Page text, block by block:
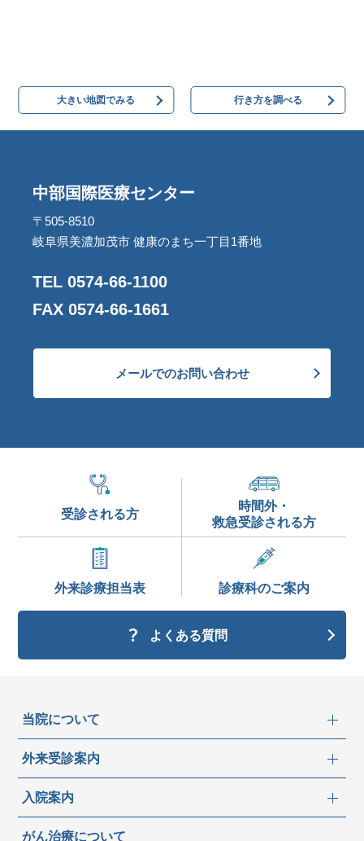
大きい地図でみる 行き方を調べる
中部国際医療センター
〒505-8510
岐阜県美濃加茂市 健康のまち一丁目1番地
TEL 0574-66-1100
FAX 0574-66-1661
メールでのお問い合わせ
受診される方
時間外・
救急受診される方
外来診療担当表 診療科のご案内
よくある質問
当院について
外来受診案内
入院案内
がん治療について